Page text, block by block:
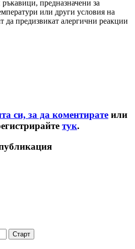
предназначени за
или други условия на
да предизвикат алергични реакции
си, за да коментирате или
тук.
Старт